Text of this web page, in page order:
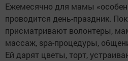
Ежемесячно для мамы
проводится день-праздник.
присматривают волонтеры,
массаж, spa-процедуры,
Ей дарят цветы, торт,